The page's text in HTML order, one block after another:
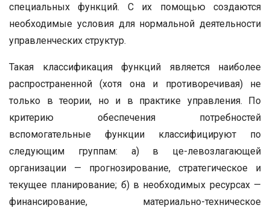
специальных функций. С их помощью создаются
необходимые условия для нормальной деятельности
управленческих структур.
Такая классификация функций является наиболее
распространенной (хотя она и противоречивая) не
только в теории, но и в практике управления. По
критерию обеспечения потребностей
вспомогательные функции классифицируют по
следующим группам: а) в це-левозлагающей
организации — прогнозирование, стратегическое и
текущее планирование; б) в необходимых ресурсах —
финансирование, материально-техническое